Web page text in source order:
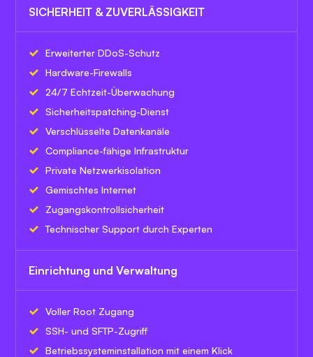
SICHERHEIT & ZUVERLÄSSIGKEIT
Erweiterter DDoS-Schutz
Hardware-Firewalls
24/7 Echtzeit-Überwachung
Sicherheitspatching-Dienst
Verschlüsselte Datenkanäle
Compliance-fähige Infrastruktur
Private Netzwerkisolation
Gemischtes Internet
Zugangskontrollsicherheit
Technischer Support durch Experten
Einrichtung und Verwaltung
Voller Root Zugang
SSH- und SFTP-Zugriff
Betriebssysteminstallation mit einem Klick